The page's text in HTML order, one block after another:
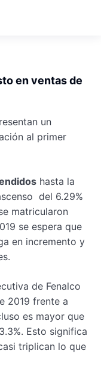
en ventas de
un
al primer
hasta la
del 6.29%
matricularon
se espera que
en incremento y
de Fenalco
2019 frente a
es mayor que
Esto significa
triplican lo que